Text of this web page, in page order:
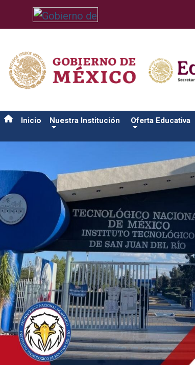
/usr/bin/ruby /www/wwwroot/sjuanrio.tecnm.mx/api/
Inicio Nuestra Institución Oferta Educativa